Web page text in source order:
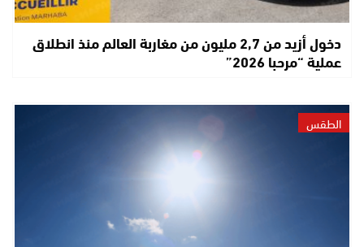
دخول أزيد من 2,7 مليون من مغاربة العالم منذ انطلاق
عملية “مرحبا 2026”
الطقس